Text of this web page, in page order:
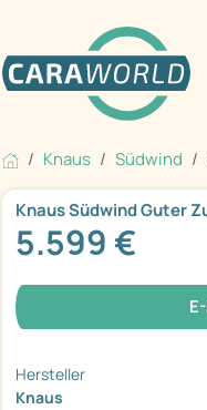
Knaus Südwind
Knaus Südwind Guter
5.599 €
Hersteller
Knaus